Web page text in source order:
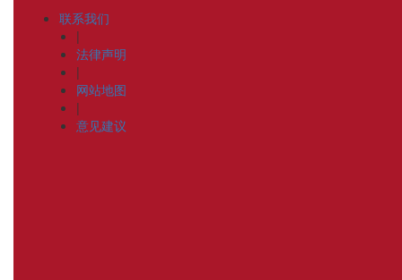
联系我们
|
法律声明
|
网站地图
|
意见建议